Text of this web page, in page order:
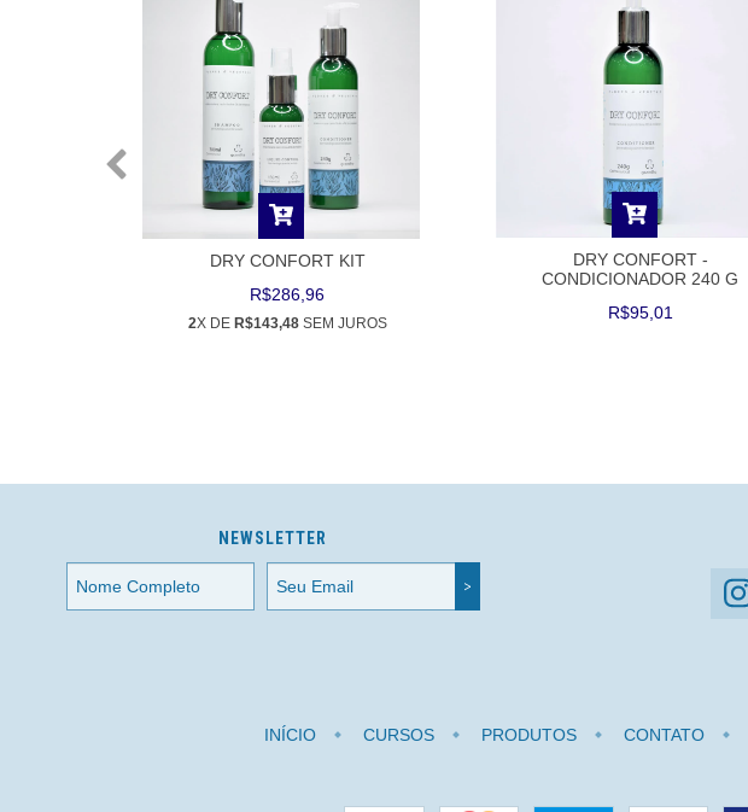
DRY CONFORT KIT
R$286,96
2X DE R$143,48SEM JUROS
DRY CONFORT -
CONDICIONADOR 240 G
R$95,01
NEWSLETTER
INÍCIO CURSOS PRODUTOS CONTATO